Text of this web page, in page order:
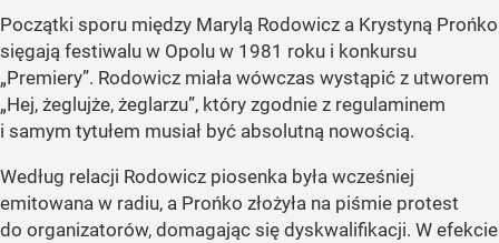
Początki sporu między Marylą Rodowicz a Krystyną Prońko
sięgają festiwalu w Opolu w 1981 roku i konkursu
„Premiery”. Rodowicz miała wówczas wystąpić z utworem
„Hej, żeglujże, żeglarzu”, który zgodnie z regulaminem
i samym tytułem musiał być absolutną nowością.
Według relacji Rodowicz piosenka była wcześniej
emitowana w radiu, a Prońko złożyła na piśmie protest
do organizatorów, domagając się dyskwalifikacji. W efekcie